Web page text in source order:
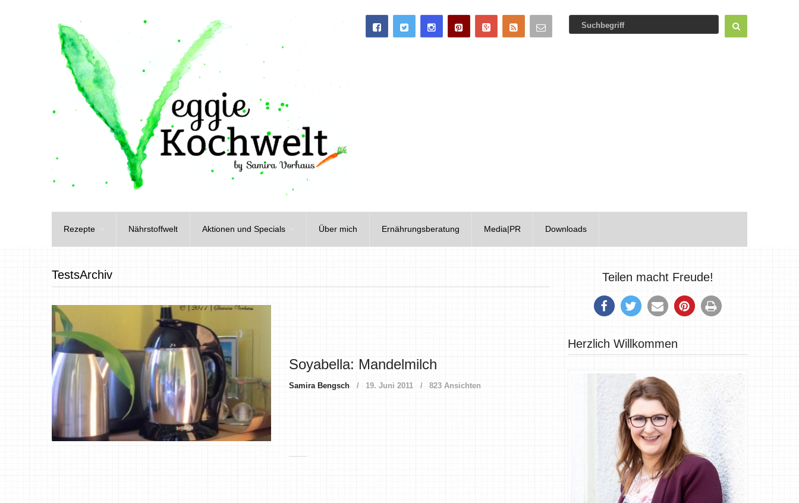
Rezepte Nährstoffwelt Aktionen und Specials Über mich Ernährungsberatung Media|PR Downloads
TestsArchiv
Soyabella: Mandelmilch
Samira Bengsch 19. Juni 2011 823 Ansichten
Teilen macht Freude!
Herzlich Willkommen